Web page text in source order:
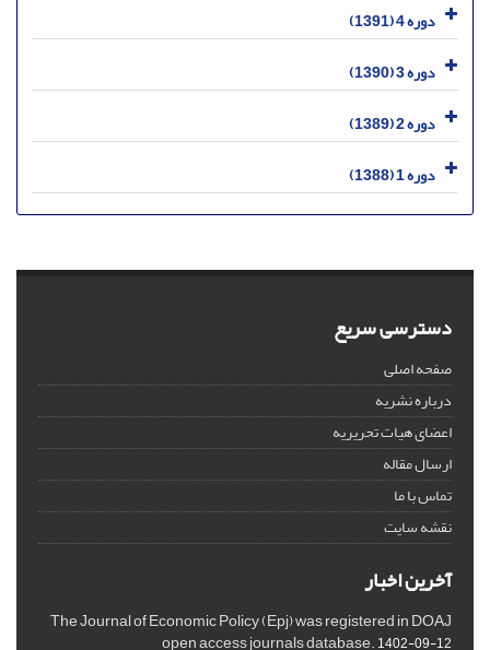
دوره 4 (1391)
دوره 3 (1390)
دوره 2 (1389)
دوره 1 (1388)
دسترسی سریع
صفحه اصلی
درباره نشریه
اعضای هیات تحریریه
ارسال مقاله
تماس با ما
نقشه سایت
آخرین اخبار
The Journal of Economic Policy (Epj) was registered in DOAJ
open access journals database.1402-09-12